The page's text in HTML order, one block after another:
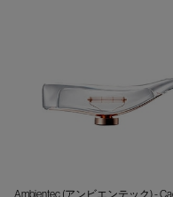
Ambientec (アンビエンテック) -